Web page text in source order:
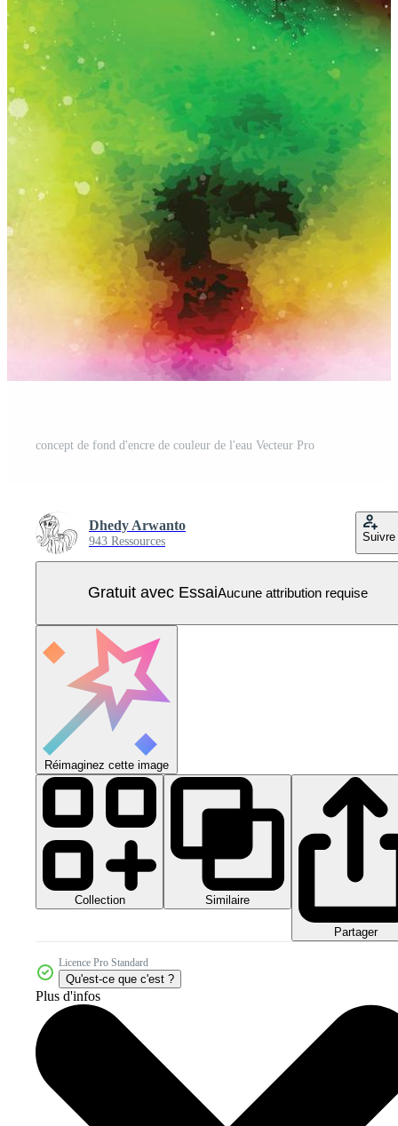
concept de fond d'encre de couleur de l'eau Vecteur Pro
Dhedy Arwanto
943 Ressources Suivre
Gratuit avec EssaiAucune attribution requise
Réimaginez cette image
Collection Similaire
Partager
Licence Pro Standard
Qu'est-ce que c'est ?
Plus d'infos